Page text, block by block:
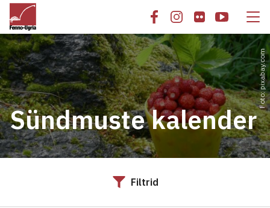
Foto: pixabay.com
Sündmuste kalender
Filtrid